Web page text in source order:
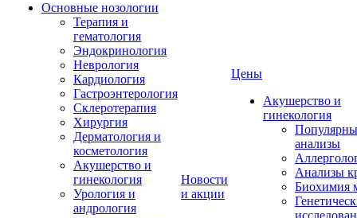
Основные нозологии
Терапия и
гематология
Эндокринология
Неврология
Кардиология
Гастроэнтерология
Склеротерапия
Хирургия
Дерматология и
косметология
Акушерство и
гинекология
Урология и
андрология
Новости
и акции
Цены
Акушерство и
гинекология
анализы
Анализы
Биохимия